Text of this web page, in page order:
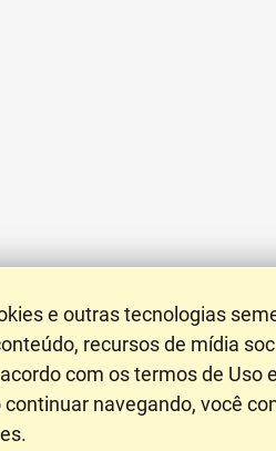
e outras tecnologias
recursos de mídia
com os termos de Uso
continuar navegando, você